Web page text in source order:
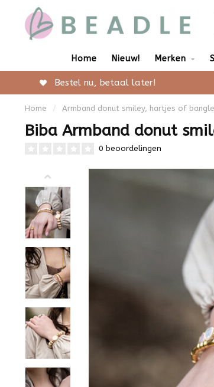
Home Nieuw! Merken
Bestel nu, betaal later!
Home / Armband donut smiley, hartjes of bangle
Biba Armband donut
0 beoordelingen